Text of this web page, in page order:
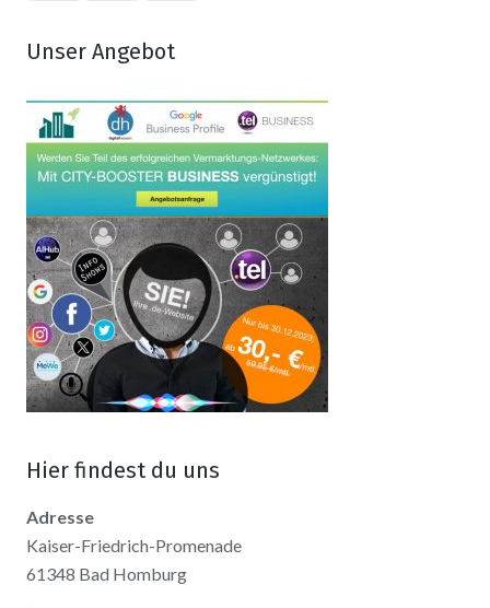
Unser Angebot
Hier findest du uns
Adresse
Kaiser-Friedrich-Promenade
61348 Bad Homburg